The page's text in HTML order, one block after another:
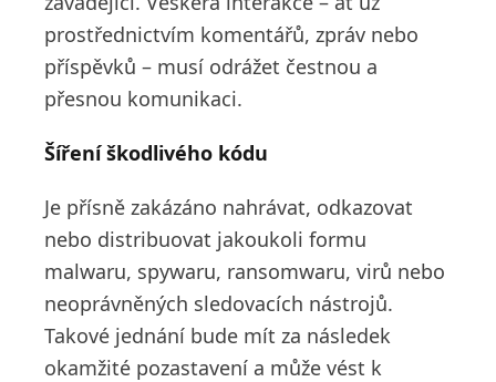
prostřednictvím komentářů, zpráv nebo
příspěvků – musí odrážet čestnou a
přesnou komunikaci.
Šíření škodlivého kódu
Je přísně zakázáno nahrávat, odkazovat
nebo distribuovat jakoukoli formu
malwaru, spywaru, ransomwaru, virů nebo
neoprávněných sledovacích nástrojů.
Takové jednání bude mít za následek
okamžité pozastavení a může vést k